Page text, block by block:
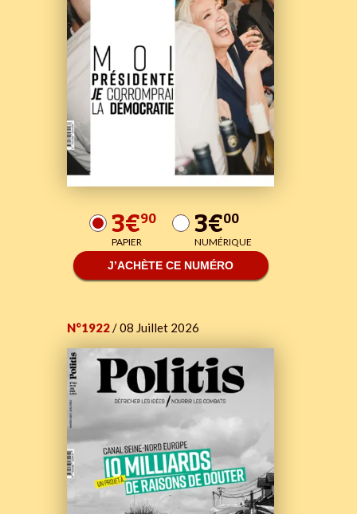
3€90
PAPIER 3€00
NUMÉRIQUE
J’ACHÈTE CE NUMÉRO
N°1922/ 08 Juillet 2026